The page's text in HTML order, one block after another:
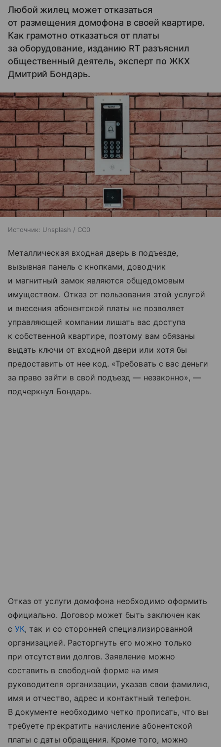
Любой жилец может отказаться
от размещения домофона в своей квартире.
Как грамотно отказаться от платы
за оборудование, изданию RT разъяснил
общественный деятель, эксперт по ЖКХ
Дмитрий Бондарь.
Источник: Unsplash / CC0
Металлическая входная дверь в подъезде,
вызывная панель с кнопками, доводчик
и магнитный замок являются общедомовым
имуществом. Отказ от пользования этой услугой
и внесения абонентской платы не позволяет
управляющей компании лишать вас доступа
к собственной квартире, поэтому вам обязаны
выдать ключи от входной двери или хотя бы
предоставить от нее код. «Требовать с вас деньги
за право зайти в свой подъезд — незаконно», —
подчеркнул Бондарь.
Отказ от услуги домофона необходимо оформить
официально. Договор может быть заключен как
сУК, так и со сторонней специализированной
организацией. Расторгнуть его можно только
при отсутствии долгов. Заявление можно
составить в свободной форме на имя
руководителя организации, указав свои фамилию,
имя и отчество, адрес и контактный телефон.
В документе необходимо четко прописать, что вы
требуете прекратить начисление абонентской
платы с даты обращения. Кроме того, можно